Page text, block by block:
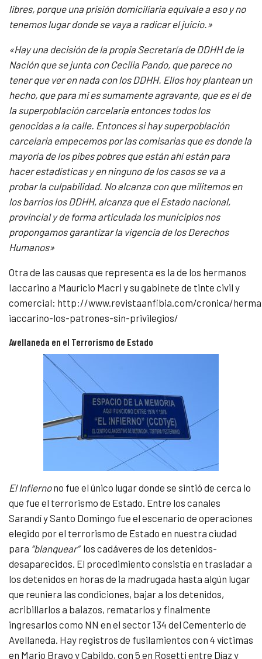
libres, porque una prisión domiciliaria equivale a eso y no
tenemos lugar donde se vaya a radicar el juicio.»
«Hay una decisión de la propia Secretaría de DDHH de la
Nación que se junta con Cecilia Pando, que parece no
tener que ver en nada con los DDHH. Ellos hoy plantean un
hecho, que para mi es sumamente agravante, que es el de
la superpoblación carcelaria entonces todos los
genocidas a la calle. Entonces si hay superpoblación
carcelaria empecemos por las comisarias que es donde la
mayoría de los pibes pobres que están ahí están para
hacer estadísticas y en ninguno de los casos se va a
probar la culpabilidad. No alcanza con que militemos en
los barrios los DDHH, alcanza que el Estado nacional,
provincial y de forma articulada los municipios nos
propongamos garantizar la vigencia de los Derechos
Humanos»
Otra de las causas que representa es la de los hermanos
Iaccarino a Mauricio Macri y su gabinete de tinte civil y
comercial: http://www.revistaanfibia.com/cronica/
iaccarino-los-patrones-sin-privilegios/
Avellaneda en el Terrorismo de Estado
El Infiernono fue el único lugar donde se sintió de cerca lo
que fue el terrorismo de Estado. Entre los canales
Sarandí y Santo Domingo fue el escenario de operaciones
elegido por el terrorismo de Estado en nuestra ciudad
para “blanquear“ los cadáveres de los detenidos-
desaparecidos. El procedimiento consistía en trasladar a
los detenidos en horas de la madrugada hasta algún lugar
que reuniera las condiciones, bajar a los detenidos,
acribillarlos a balazos, rematarlos y finalmente
ingresarlos como NN en el sector 134 del Cementerio de
Avellaneda. Hay registros de fusilamientos con 4 víctimas
en Mario Bravo y Cabildo, con 5 en Rosetti entre Díaz y